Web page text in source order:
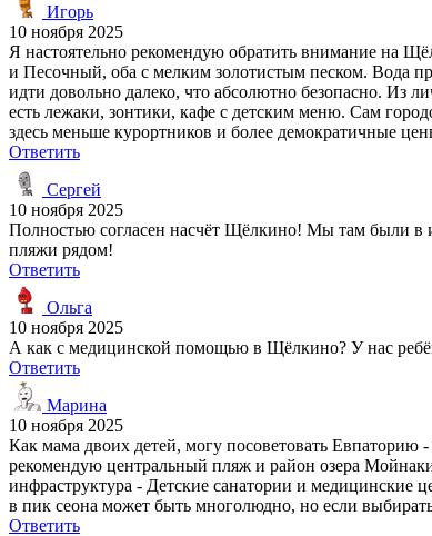
Игорь
10 ноября 2025
Я настоятельно рекомендую обратить внимание на
и Песочный, оба с мелким золотистым песком. Вода
идти довольно далеко, что абсолютно безопасно. Из
есть лежаки, зонтики, кафе с детским меню. Сам
здесь меньше курортников и более демократичные
Ответить
Сергей
10 ноября 2025
Полностью согласен насчёт Щёлкино! Мы там были в
пляжи рядом!
Ответить
Ольга
10 ноября 2025
А как с медицинской помощью в Щёлкино? У нас
Ответить
Марина
10 ноября 2025
Как мама двоих детей, могу посоветовать
рекомендую центральный пляж и район озера
инфраструктура - Детские санатории и медицинские
в пик сеона может быть многолюдно, но если
Ответить